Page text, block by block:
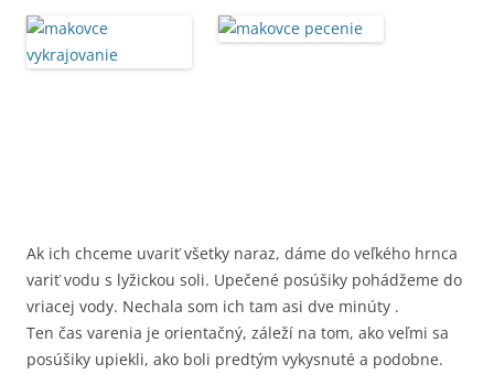
Ak ich chceme uvariť všetky naraz, dáme do veľkého hrnca
variť vodu s lyžickou soli. Upečené posúšiky pohádžeme do
vriacej vody. Nechala som ich tam asi dve minúty .
Ten čas varenia je orientačný, záleží na tom, ako veľmi sa
posúšiky upiekli, ako boli predtým vykysnuté a podobne.